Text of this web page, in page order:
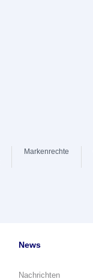
Markenrechte
News
Nachrichten